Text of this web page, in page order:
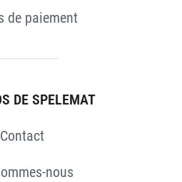
de paiement
DE SPELEMAT
Contact
nous